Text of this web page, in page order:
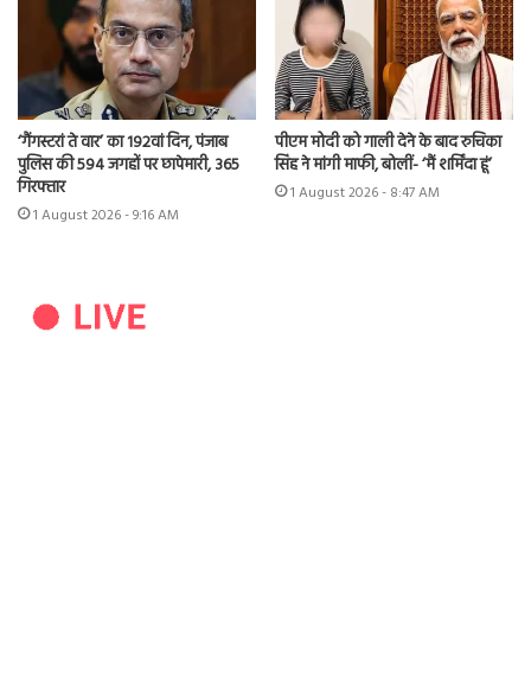
‘गैंगस्टरां ते वार’ का 192वां दिन, पंजाब
पुलिस की 594 जगहों पर छापेमारी, 365
गिरफ्तार
1 August 2026 - 9:16 AM
पीएम मोदी को गाली देने के बाद रुचिका
सिंह ने मांगी माफी, बोलीं- ‘मैं शर्मिंदा हूं’
1 August 2026 - 8:47 AM